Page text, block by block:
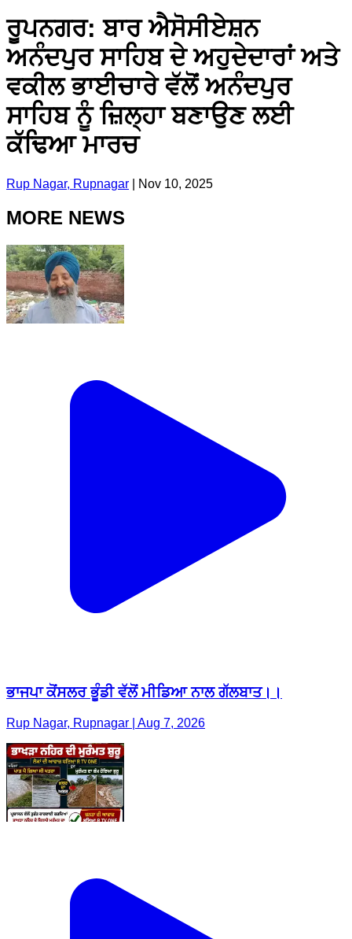
ਰੂਪਨਗਰ: ਬਾਰ ਐਸੋਸੀਏਸ਼ਨ
ਅਨੰਦਪੁਰ ਸਾਹਿਬ ਦੇ ਅਹੁਦੇਦਾਰਾਂ ਅਤੇ
ਵਕੀਲ ਭਾਈਚਾਰੇ ਵੱਲੋਂ ਅਨੰਦਪੁਰ
ਸਾਹਿਬ ਨੂੰ ਜ਼ਿਲ੍ਹਾ ਬਣਾਉਣ ਲਈ
ਕੱਢਿਆ ਮਾਰਚ
Rup Nagar, Rupnagar Nov 10, 2025
MORE NEWS
ਭਾਜਪਾ ਕੋਂਸਲਰ ਭੂੰਡੀ ਵੱਲੋਂ ਮੀਡਿਆ ਨਾਲ ਗੱਲਬਾਤ।।
Rup Nagar, Rupnagar | Aug 7, 2026